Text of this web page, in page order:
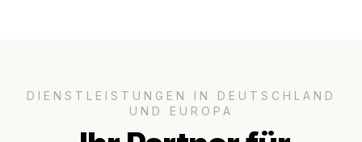
DIENSTLEISTUNGEN IN DEUTSCHLAND
UND EUROPA